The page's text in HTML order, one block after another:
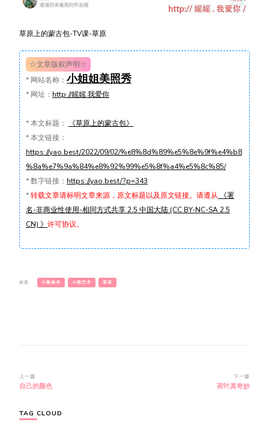
草原上的蒙古包-TV课-草原
☆文章版权声明☆
* 网站名称： 小姐姐美照秀
* 网址： http://媱媱.我爱你
*本文标题：
《草原上的蒙古包》
*本文链接：
https://yao.best/2022/09/02/%e8%8d%89%e5%8e%9f%e4%b8
%8a%e7%9a%84%e8%92%99%e5%8f%a4%e5%8c%85/
*数字链接： https://yao.best/?p=343
*转载文章请标明文章来源，原文标题以及原文链接。请遵从 《署
名-非商业性使用-相同方式共享 2.5 中国大陆 (CC BY-NC-SA 2.5
CN) 》 许可协议。
标签: 小熊美术 小熊艺术 草原
博
文
航
上一篇
自己的颜色
下一篇
荷叶真奇妙
TAG CLOUD